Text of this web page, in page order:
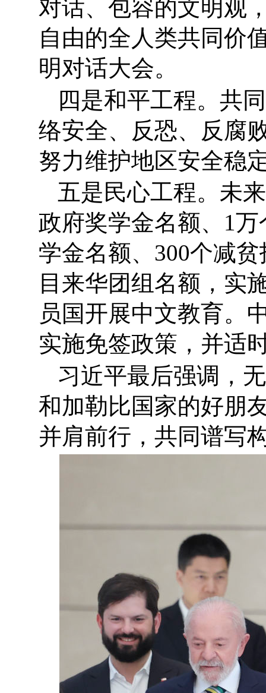
对话、包容的文明观
自由的全人类共同价
明对话大会。
四是和平工程。共
络安全、反恐、反腐
努力维护地区安全稳
五是民心工程。未
政府奖学金名额、1
学金名额、300个减
目来华团组名额，实
员国开展中文教育。
实施免签政策，并适
习近平最后强调，
和加勒比国家的好朋
并肩前行，共同谱写